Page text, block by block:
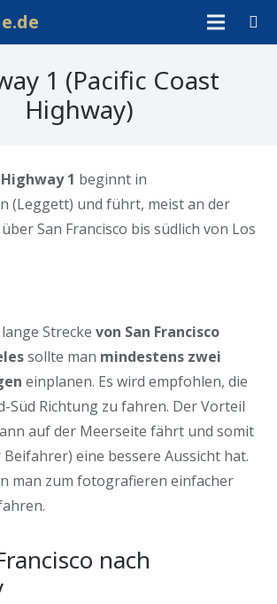
1 (Pacific Coast
Highway)
Highway 1 beginnt in
(Leggett) und führt, meist an der
San Francisco bis südlich von Los
Strecke von San Francisco
sollte man mindestens zwei
einplanen. Es wird empfohlen, die
Süd Richtung zu fahren. Der Vorteil
auf der Meerseite fährt und somit
eine bessere Aussicht hat.
man zum fotografieren einfacher
nach